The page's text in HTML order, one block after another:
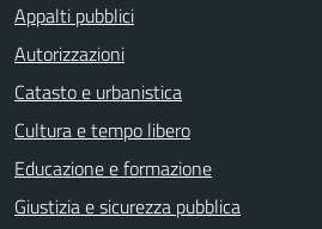
Appalti pubblici
Autorizzazioni
Catasto e urbanistica
Cultura e tempo libero
Educazione e formazione
Giustizia e sicurezza pubblica